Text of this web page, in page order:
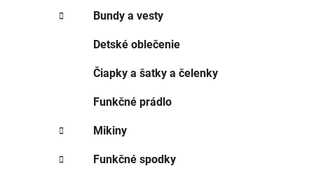
Bundy a vesty
Detské oblečenie
Čiapky a šatky a čelenky
Funkčné prádlo
Mikiny
Funkčné spodky